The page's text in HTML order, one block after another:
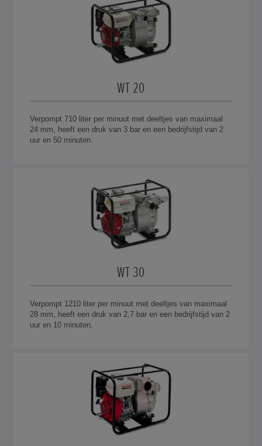
WT 20
Verpompt 710 liter per minuut met deeltjes van maximaal
24 mm, heeft een druk van 3 bar en een bedrijfstijd van 2
uur en 50 minuten.
WT 30
Verpompt 1210 liter per minuut met deeltjes van maximaal
28 mm, heeft een druk van 2,7 bar en een bedrijfstijd van 2
uur en 10 minuten.